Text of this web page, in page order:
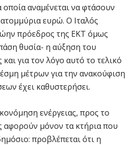
οποία αναμένεται να φτάσουν
ευρώ. Ο Ιταλός
πρόεδρος της ΕΚΤ όμως
θυσία- η αύξηση του
για τον λόγο αυτό το τελικό
μέτρων για την ανακούφιση
έχει καθυστερήσει.
ενέργειας, προς το
αφορούν μόνον τα κτήρια που
προβλέπεται ότι η